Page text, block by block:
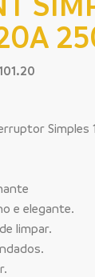
Simples
e elegante.
limpar.